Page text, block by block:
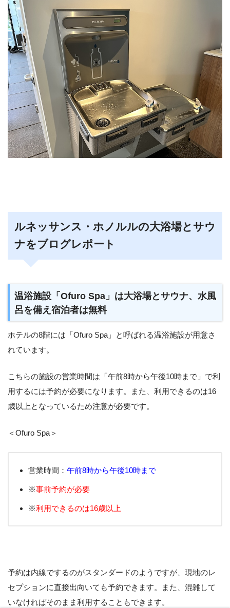
ルネッサンス・ホノルルの大浴場とサウ
ナをブログレポート
温浴施設「Ofuro Spa」は大浴場とサウナ、水風
呂を備え宿泊者は無料
ホテルの8階には「Ofuro Spa」と呼ばれる温浴施設が用意さ
れています。
こちらの施設の営業時間は「午前8時から午後10時まで」で利
用するには予約が必要になります。また、利用できるのは16
歳以上となっているため注意が必要です。
＜Ofuro Spa＞
営業時間： 午前8時から午後10時まで
※事前予約が必要
※利用できるのは16歳以上
予約は内線でするのがスタンダードのようですが、現地のレ
セプションに直接出向いても予約できます。また、混雑して
いなければそのまま利用することもできます。